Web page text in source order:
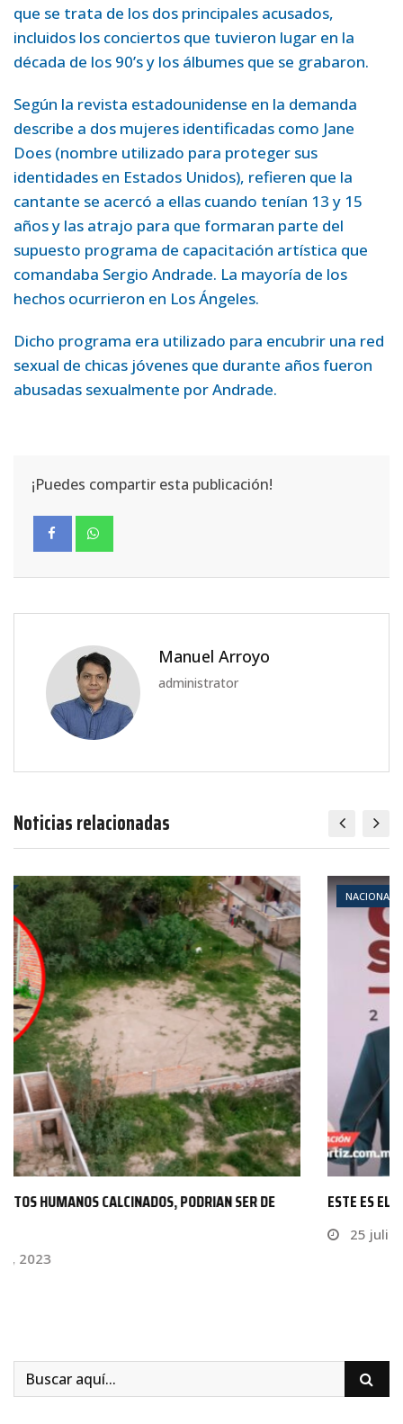
que se trata de los dos principales acusados,
incluidos los conciertos que tuvieron lugar en la
década de los 90’s y los álbumes que se grabaron.
Según la revista estadounidense en la demanda
describe a dos mujeres identificadas como Jane
Does (nombre utilizado para proteger sus
identidades en Estados Unidos), refieren que la
cantante se acercó a ellas cuando tenían 13 y 15
años y las atrajo para que formaran parte del
supuesto programa de capacitación artística que
comandaba Sergio Andrade. La mayoría de los
hechos ocurrieron en Los Ángeles.
Dicho programa era utilizado para encubrir una red
sexual de chicas jóvenes que durante años fueron
abusadas sexualmente por Andrade.
¡Puedes compartir esta publicación!
Manuel Arroyo
administrator
Noticias relacionadas
NACIONALES
ESTE ES EL PRIMER INTEGRANTE DEL GABINETE AMPLIADO…